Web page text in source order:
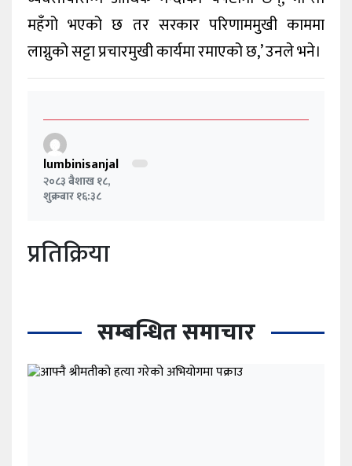
महँगो भएको छ तर सरकार परिणाममुखी काममा
लाग्नुको सट्टा प्रचारमुखी कार्यमा रमाएको छ,’ उनले भने।
lumbinisanjal
२०८३ बैशाख १८,
शुक्रबार १६:३८
प्रतिक्रिया
सम्बन्धित समाचार